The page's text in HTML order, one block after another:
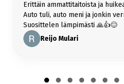
Lue lisää
Erittäin ammattitaitoista ja
Auto tuli, auto meni ja jonkin
Suosittelen lämpimästi 🙏👍😊
Reijo Mulari